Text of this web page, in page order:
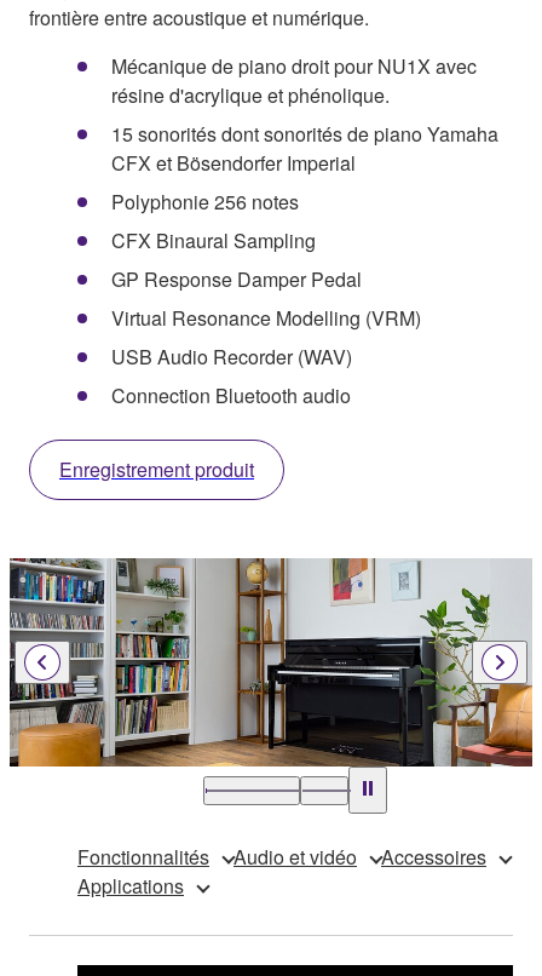
frontière entre acoustique et numérique.
Mécanique de piano droit pour NU1X avec
résine d'acrylique et phénolique.
15 sonorités dont sonorités de piano Yamaha
CFX et Bösendorfer Imperial
Polyphonie 256 notes
CFX Binaural Sampling
GP Response Damper Pedal
Virtual Resonance Modelling (VRM)
USB Audio Recorder (WAV)
Connection Bluetooth audio
Enregistrement produit
Fonctionnalités Audio et vidéo
Accessoires
Applications